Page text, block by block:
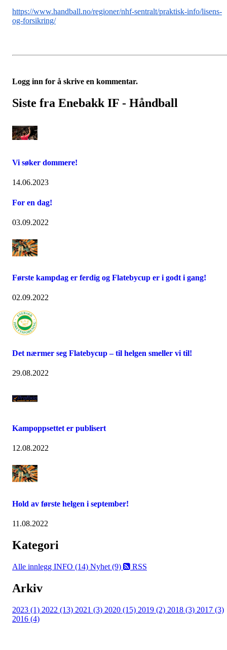
https://www.handball.no/regioner/nhf-sentralt/praktisk-info/lisens-
og-forsikring/
Logg inn for å skrive en kommentar.
Siste fra Enebakk IF - Håndball
Vi søker dommere!
14.06.2023
For en dag!
03.09.2022
Første kampdag er ferdig og Flatebycup er i godt i gang!
02.09.2022
Det nærmer seg Flatebycup – til helgen smeller vi til!
29.08.2022
Kampoppsettet er publisert
12.08.2022
Hold av første helgen i september!
11.08.2022
Kategori
Alle innlegg INFO (14) Nyhet (9) RSS
Arkiv
2023 (1) 2022 (13) 2021 (3) 2020 (15) 2019 (2) 2018 (3) 2017 (3)
2016 (4)